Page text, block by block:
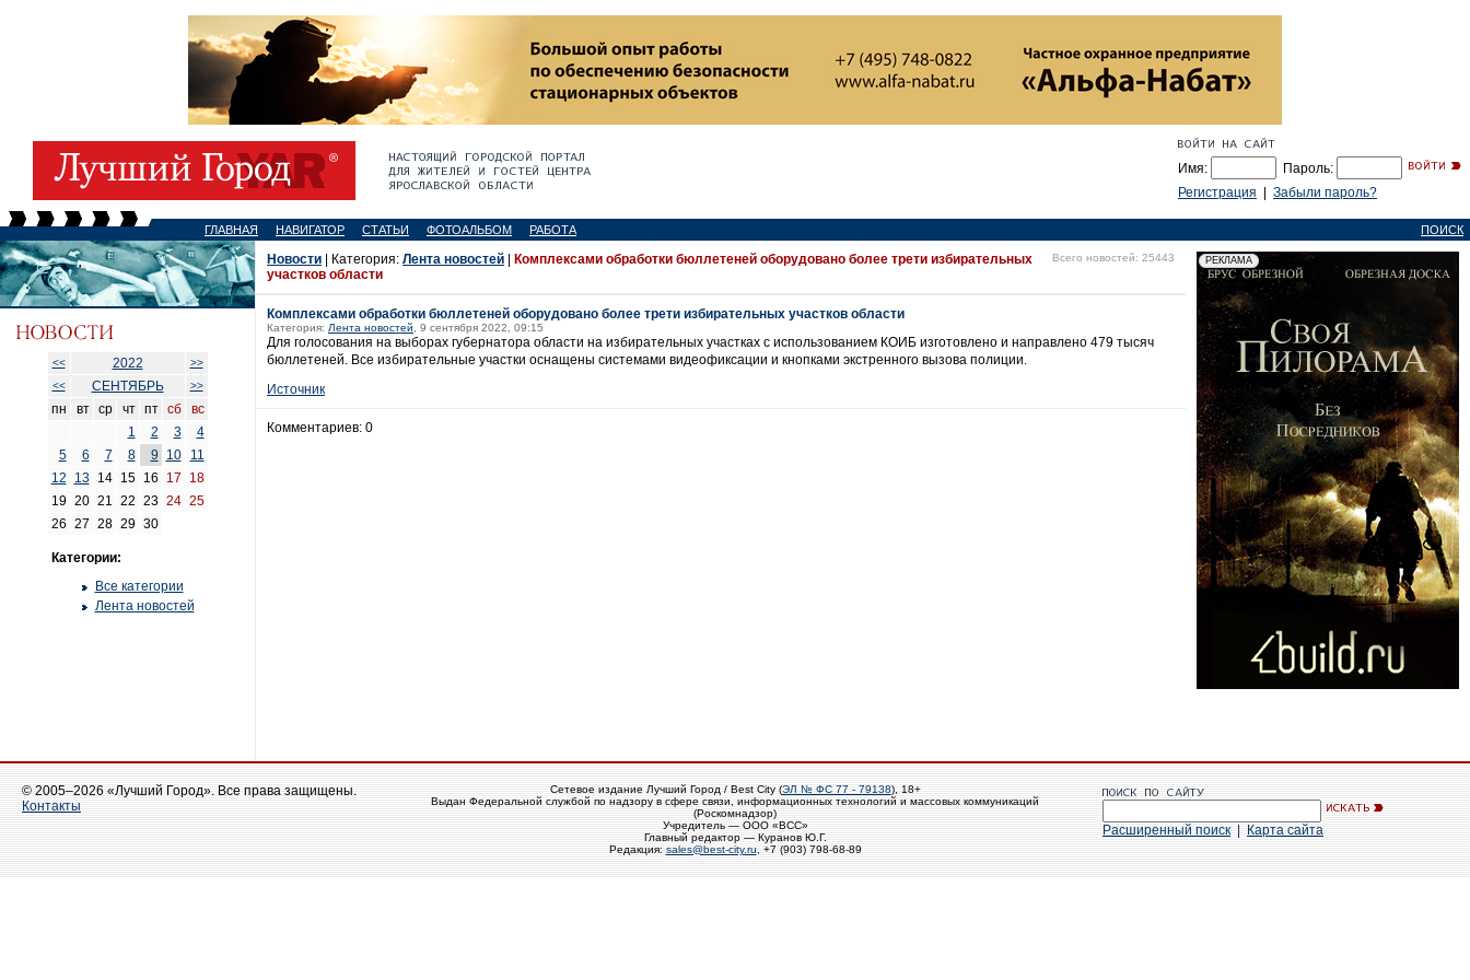
Имя:
Пароль:
Регистрация
Забыли пароль?
ГЛАВНАЯ НАВИГАТОР СТАТЬИ ФОТОАЛЬБОМ РАБОТА ПОИСК
<< 2022
>>
<<
СЕНТЯБРЬ >>
пн вт ср чт пт сб
вс
1
2 3
4
5
6 7 8 9 10
11
12
13 14 15 16 17
18
19 20 21 22 23 24 25
26 27 28 29 30
Категории:
Все категории
Лента новостей
Новости | Категория: Лента новостей
Комплексами обработки бюллетеней оборудовано более трети избирательных
участков области
Всего новостей: 25443
Комплексами обработки бюллетеней оборудовано более трети избирательных участков области
Категория: Лента новостей , 9 сентября 2022, 09:15
Для голосования на выборах губернатора области на избирательных участках с использованием КОИБ изготовлено и направлено 479 тысяч
бюллетеней. Все избирательные участки оснащены системами видеофиксации и кнопками экстренного вызова полиции.
Источник
Комментариев: 0
© 2005–2026 «Лучший Город». Все права защищены.
Контакты
Сетевое издание Лучший Город / Best City (ЭЛ № ФС 77 - 79138), 18+
Выдан Федеральной службой по надзору в сфере связи, информационных технологий и массовых коммуникаций
(Роскомнадзор)
Учредитель — ООО «ВСС»
Главный редактор — Куранов Ю.Г.
Редакция: sales@best-city.ru , +7 (903) 798-68-89
Расширенный поиск Карта сайта